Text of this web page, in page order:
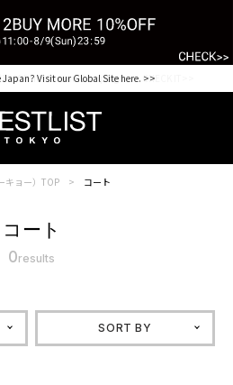
Visit our Global Site here. >>
様1000Point Present Campaign CHECK IT>>
キョー）TOP コート
コート
0results
SORT BY